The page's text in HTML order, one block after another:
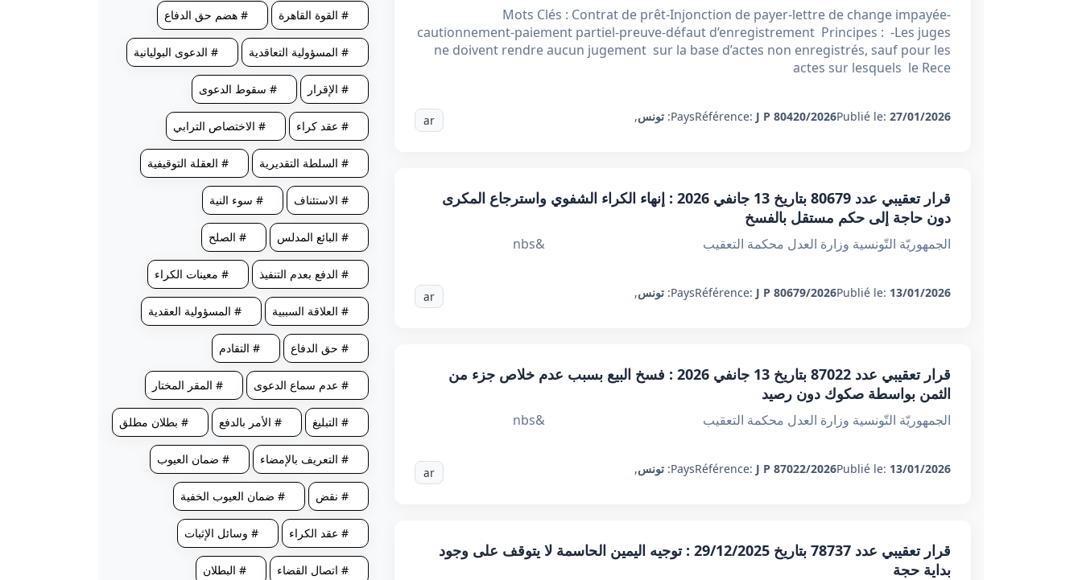
Mots Clés : Contrat de prêt-Injonction de payer-lettre de change impayée-
cautionnement-paiement partiel-preuve-défaut d’enregistrement Principes : -Les juges
ne doivent rendre aucun jugement sur la base d’actes non enregistrés, sauf pour les
actes sur lesquels le Rece
Publié le: 27/01/2026
Référence: J P 80420/2026
Pays: تونس,
ar
قرار تعقيبي عدد 80679 بتاريخ 13 جانفي 2026 : إنهاء الكراء الشفوي واسترجاع المكرى
دون حاجة إلى حكم مستقل بالفسخ
الجمهوريّة التّونسية وزارة العدل محكمة التعقيب &nbs
Publié le: 13/01/2026
Référence: J P 80679/2026
Pays: تونس,
ar
قرار تعقيبي عدد 87022 بتاريخ 13 جانفي 2026 : فسخ البيع بسبب عدم خلاص جزء من
الثمن بواسطة صكوك دون رصيد
الجمهوريّة التّونسية وزارة العدل محكمة التعقيب &nbs
Publié le: 13/01/2026
Référence: J P 87022/2026
Pays: تونس,
ar
قرار تعقيبي عدد 78737 بتاريخ 29/12/2025 : توجيه اليمين الحاسمة لا يتوقف على وجود
بداية حجة
# القوة القاهرة # هضم حق الدفاع
# المسؤولية التعاقدية # الدعوى البوليانية
# الإقرار # سقوط الدعوى
# عقد كراء # الاختصاص الترابي
# السلطة التقديرية # العقلة التوقيفية
# الاستئناف # سوء النية
# البائع المدلس # الصلح
# الدفع بعدم التنفيذ # معينات الكراء
# العلاقة السببية # المسؤولية العقدية
# حق الدفاع # التقادم
# عدم سماع الدعوى # المقر المختار
# التبليغ # الأمر بالدفع # بطلان مطلق
# التعريف بالإمضاء # ضمان العيوب
# نقض # ضمان العيوب الخفية
# عقد الكراء # وسائل الإثبات
# اتصال القضاء # البطلان